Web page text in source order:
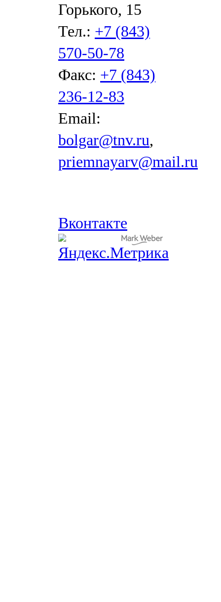
Горького, 15
Тел.: +7 (843)
570-50-78
Факс: +7 (843)
236-12-83
Email:
bolgar@tnv.ru,
priemnayarv@mail.ru
Вконтакте